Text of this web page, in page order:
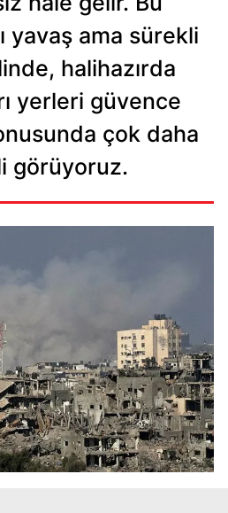
yavaş ama sürekli
halihazırda
yerleri güvence
çok daha
görüyoruz.